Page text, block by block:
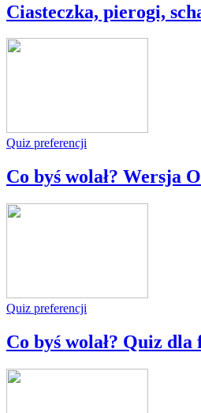
Ciasteczka, pierogi,
Quiz preferencji
Co byś wolał? Wersja
Quiz preferencji
Co byś wolał? Quiz